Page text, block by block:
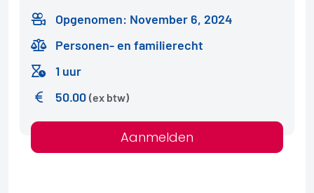
Opgenomen: November 6, 2024
Personen- en familierecht
1 uur
50.00 (ex btw)
Aanmelden